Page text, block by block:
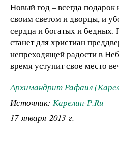
Новый год – всегда подарок
своим светом и дворцы, и
сердца и богатых и бедных.
станет для христиан
непреходящей радости в
время уступит свое место
Архимандрит Рафаил
Источник: Карелин-Р.Ru
17 января 2013 г.